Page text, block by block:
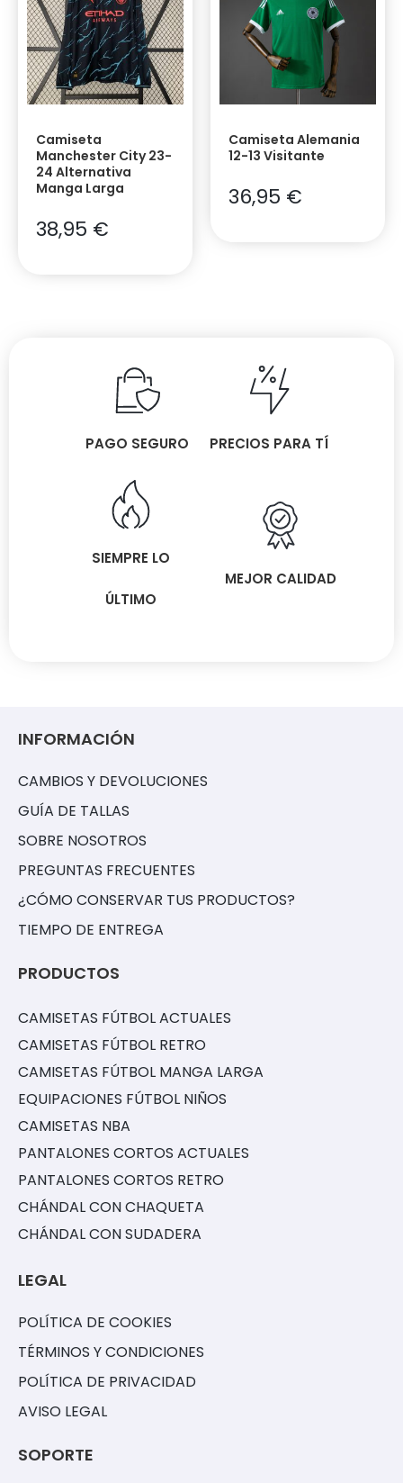
Camiseta
Manchester City 23-
24 Alternativa
Manga Larga
38,95 €
Camiseta Alemania
12-13 Visitante
36,95 €
PAGO SEGURO PRECIOS PARA TÍ
SIEMPRE LO
ÚLTIMO
MEJOR CALIDAD
INFORMACIÓN
CAMBIOS Y DEVOLUCIONES
GUÍA DE TALLAS
SOBRE NOSOTROS
PREGUNTAS FRECUENTES
¿CÓMO CONSERVAR TUS PRODUCTOS?
TIEMPO DE ENTREGA
PRODUCTOS
CAMISETAS FÚTBOL ACTUALES
CAMISETAS FÚTBOL RETRO
CAMISETAS FÚTBOL MANGA LARGA
EQUIPACIONES FÚTBOL NIÑOS
CAMISETAS NBA
PANTALONES CORTOS ACTUALES
PANTALONES CORTOS RETRO
CHÁNDAL CON CHAQUETA
CHÁNDAL CON SUDADERA
LEGAL
POLÍTICA DE COOKIES
TÉRMINOS Y CONDICIONES
POLÍTICA DE PRIVACIDAD
AVISO LEGAL
SOPORTE